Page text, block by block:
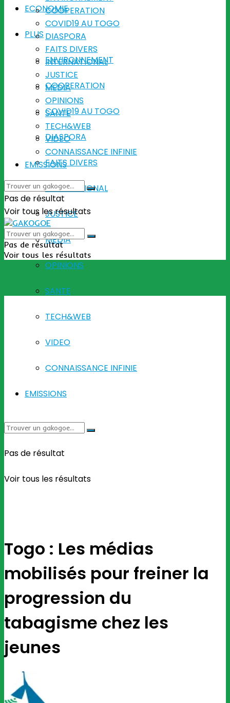
ECONOMIE
PLUS
ENVIRONNEMENT
COOPERATION
COVID19 AU TOGO
DIASPORA
FAITS DIVERS
INTERNATIONAL
JUSTICE
MEDIA
OPINIONS
SANTE
TECH&WEB
VIDEO
CONNAISSANCE INFINIE
EMISSIONS
Pas de résultat
Voir tous les résultats
COOPERATION
COVID19 AU TOGO
DIASPORA
FAITS DIVERS
INTERNATIONAL
JUSTICE
MEDIA
OPINIONS
SANTE
TECH&WEB
VIDEO
CONNAISSANCE INFINIE
EMISSIONS
Pas de résultat
Voir tous les résultats
Pas de résultat
Voir tous les résultats
Togo : Les médias
mobilisés pour freiner la
progression du
tabagisme chez les
jeunes